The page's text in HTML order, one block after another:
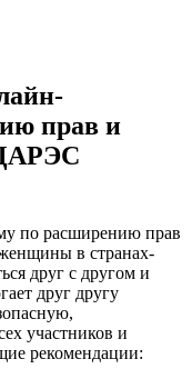
прав и
по расширению прав
в странах-
друг с другом и
друг другу
участников и
рекомендации: